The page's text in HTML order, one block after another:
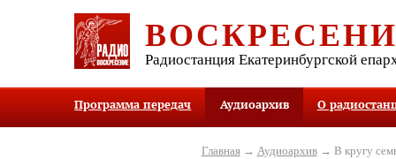
Радиостанция Екатеринбургской
Программа передач Аудиоархив О
Главная→ Аудиоархив→ В кругу